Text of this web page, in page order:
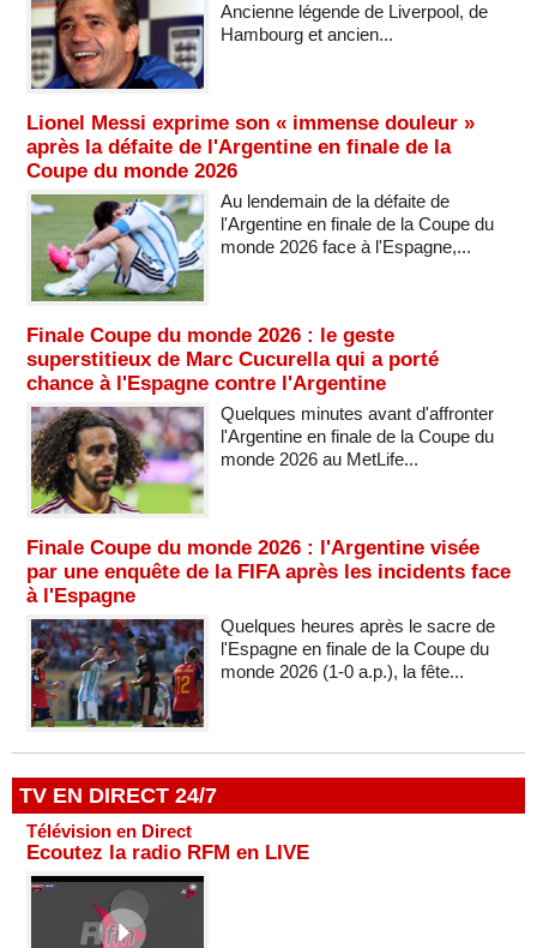
Ancienne légende de Liverpool, de
Hambourg et ancien...
Lionel Messi exprime son « immense douleur »
après la défaite de l'Argentine en finale de la
Coupe du monde 2026
Au lendemain de la défaite de
l'Argentine en finale de la Coupe du
monde 2026 face à l'Espagne,...
Finale Coupe du monde 2026 : le geste
superstitieux de Marc Cucurella qui a porté
chance à l'Espagne contre l'Argentine
Quelques minutes avant d'affronter
l'Argentine en finale de la Coupe du
monde 2026 au MetLife...
Finale Coupe du monde 2026 : l'Argentine visée
par une enquête de la FIFA après les incidents face
à l'Espagne
Quelques heures après le sacre de
l'Espagne en finale de la Coupe du
monde 2026 (1-0 a.p.), la fête...
TV EN DIRECT 24/7
Télévision en Direct
Ecoutez la radio RFM en LIVE